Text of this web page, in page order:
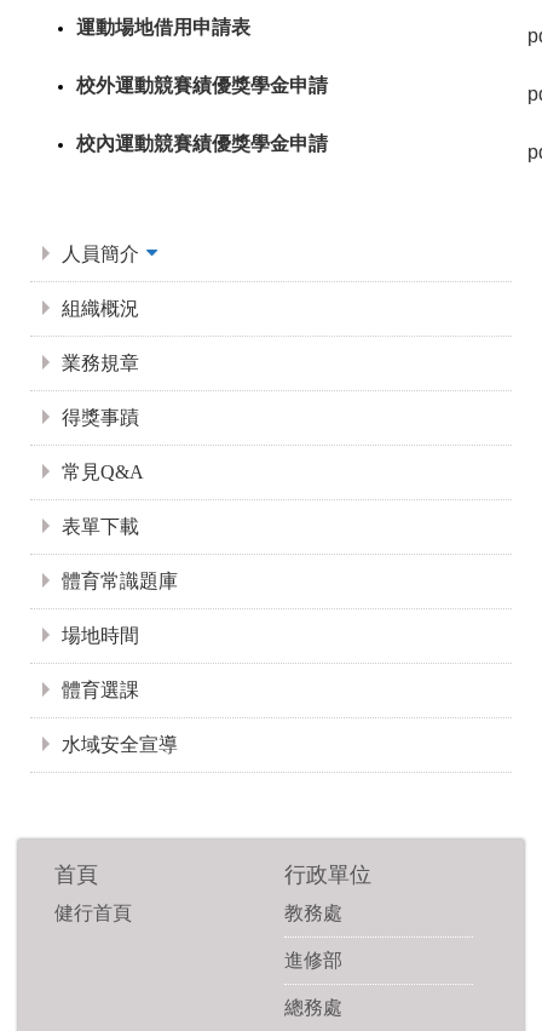
運動場地借用申請表
校外運動競賽績優獎學金申請
校內運動競賽績優獎學金申請
人員簡介
組織概況
業務規章
得獎事蹟
常見Q&A
表單下載
體育常識題庫
場地時間
體育選課
水域安全宣導
首頁
健行首頁
行政單位
教務處
進修部
總務處